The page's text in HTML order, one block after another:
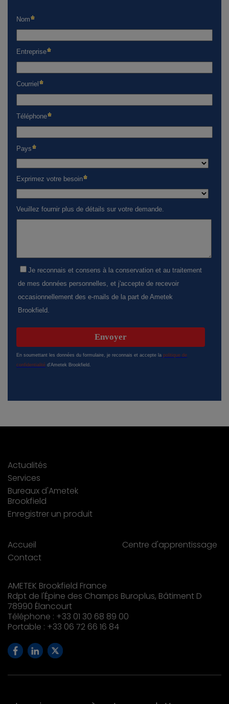
Actualités
Services
Bureaux d'Ametek
Brookfield
Enregistrer un produit
Accueil
Contact
Centre d'apprentissage
AMETEK Brookfield France
Rdpt de l'Épine des Champs Buroplus, Bâtiment D
78990 Élancourt
Téléphone : +33 01 30 68 89 00
Portable : +33 06 72 66 16 84